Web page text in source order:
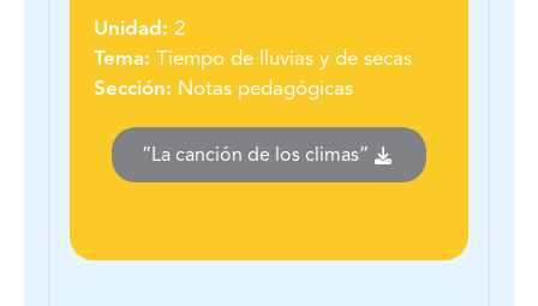
Unidad: 2
Tema: Tiempo de lluvias y de secas
Sección: Notas pedagógicas
“La canción de los climas”